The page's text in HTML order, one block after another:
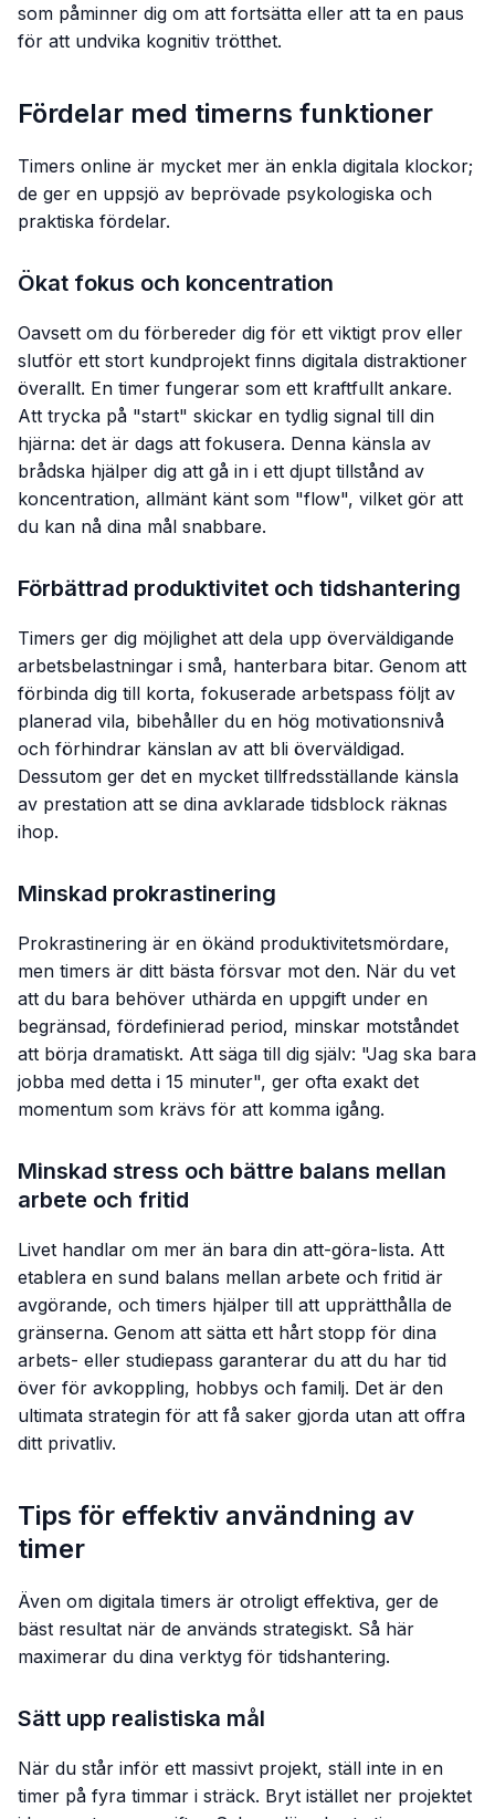
som påminner dig om att fortsätta eller att ta en paus
för att undvika kognitiv trötthet.
Fördelar med timerns funktioner
Timers online är mycket mer än enkla digitala klockor;
de ger en uppsjö av beprövade psykologiska och
praktiska fördelar.
Ökat fokus och koncentration
Oavsett om du förbereder dig för ett viktigt prov eller
slutför ett stort kundprojekt finns digitala distraktioner
överallt. En timer fungerar som ett kraftfullt ankare.
Att trycka på "start" skickar en tydlig signal till din
hjärna: det är dags att fokusera. Denna känsla av
brådska hjälper dig att gå in i ett djupt tillstånd av
koncentration, allmänt känt som "flow", vilket gör att
du kan nå dina mål snabbare.
Förbättrad produktivitet och tidshantering
Timers ger dig möjlighet att dela upp överväldigande
arbetsbelastningar i små, hanterbara bitar. Genom att
förbinda dig till korta, fokuserade arbetspass följt av
planerad vila, bibehåller du en hög motivationsnivå
och förhindrar känslan av att bli överväldigad.
Dessutom ger det en mycket tillfredsställande känsla
av prestation att se dina avklarade tidsblock räknas
ihop.
Minskad prokrastinering
Prokrastinering är en ökänd produktivitetsmördare,
men timers är ditt bästa försvar mot den. När du vet
att du bara behöver uthärda en uppgift under en
begränsad, fördefinierad period, minskar motståndet
att börja dramatiskt. Att säga till dig själv: "Jag ska bara
jobba med detta i 15 minuter", ger ofta exakt det
momentum som krävs för att komma igång.
Minskad stress och bättre balans mellan
arbete och fritid
Livet handlar om mer än bara din att-göra-lista. Att
etablera en sund balans mellan arbete och fritid är
avgörande, och timers hjälper till att upprätthålla de
gränserna. Genom att sätta ett hårt stopp för dina
arbets- eller studiepass garanterar du att du har tid
över för avkoppling, hobbys och familj. Det är den
ultimata strategin för att få saker gjorda utan att offra
ditt privatliv.
Tips för effektiv användning av
timer
Även om digitala timers är otroligt effektiva, ger de
bäst resultat när de används strategiskt. Så här
maximerar du dina verktyg för tidshantering.
Sätt upp realistiska mål
När du står inför ett massivt projekt, ställ inte in en
timer på fyra timmar i sträck. Bryt istället ner projektet